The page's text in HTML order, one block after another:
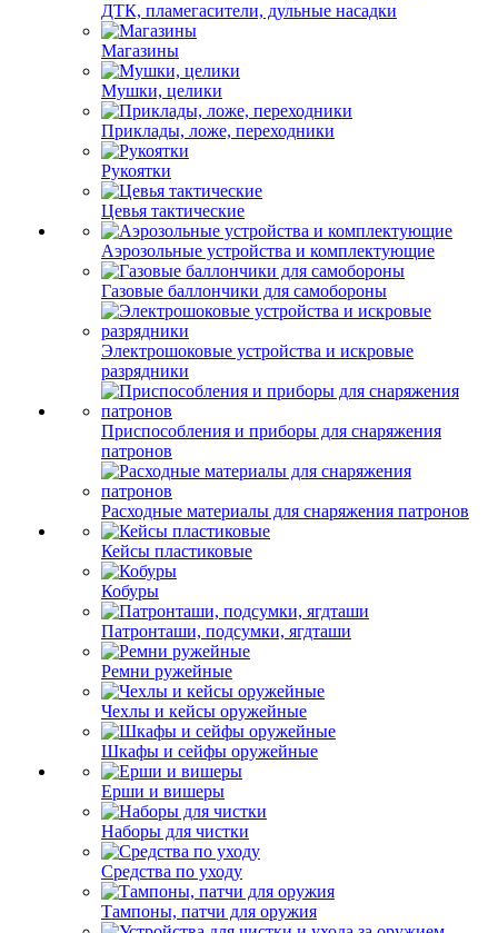
ДТК, пламегасители, дульные насадки
Магазины
Мушки, целики
Приклады, ложе, переходники
Рукоятки
Цевья тактические
Аэрозольные устройства и комплектующие
Газовые баллончики для самобороны
Электрошоковые устройства и искровые
разрядники
Приспособления и приборы для снаряжения
патронов
Расходные материалы для снаряжения патронов
Кейсы пластиковые
Кобуры
Патронташи, подсумки, ягдташи
Ремни ружейные
Чехлы и кейсы оружейные
Шкафы и сейфы оружейные
Ерши и вишеры
Наборы для чистки
Средства по уходу
Тампоны, патчи для оружия